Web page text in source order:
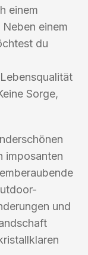
einem
einem
du
Sorge,
imposanten
und